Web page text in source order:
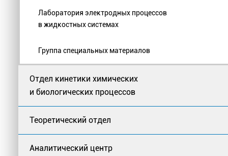
Лаборатория электродных процессов
в жидкостных системах
Группа специальных материалов
Отдел кинетики химических
и биологических процессов
Теоретический отдел
Аналитический центр